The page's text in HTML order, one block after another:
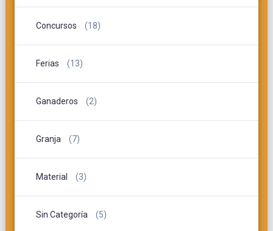
Concursos (18)
Ferias (13)
Ganaderos (2)
Granja (7)
Material (3)
Sin Categoría (5)